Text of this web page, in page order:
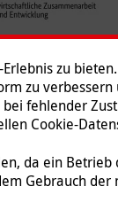
Hilfsdienst
zu
zu
fehlender
Cookie-
da ein
Gebrauch der